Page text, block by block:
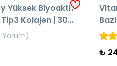
Yüksek Biyoaktif
Kolajen | 30
Yorum)
₺